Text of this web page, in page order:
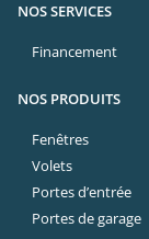
NOS SERVICES
Financement
NOS PRODUITS
Fenêtres
Volets
Portes d’entrée
Portes de garage